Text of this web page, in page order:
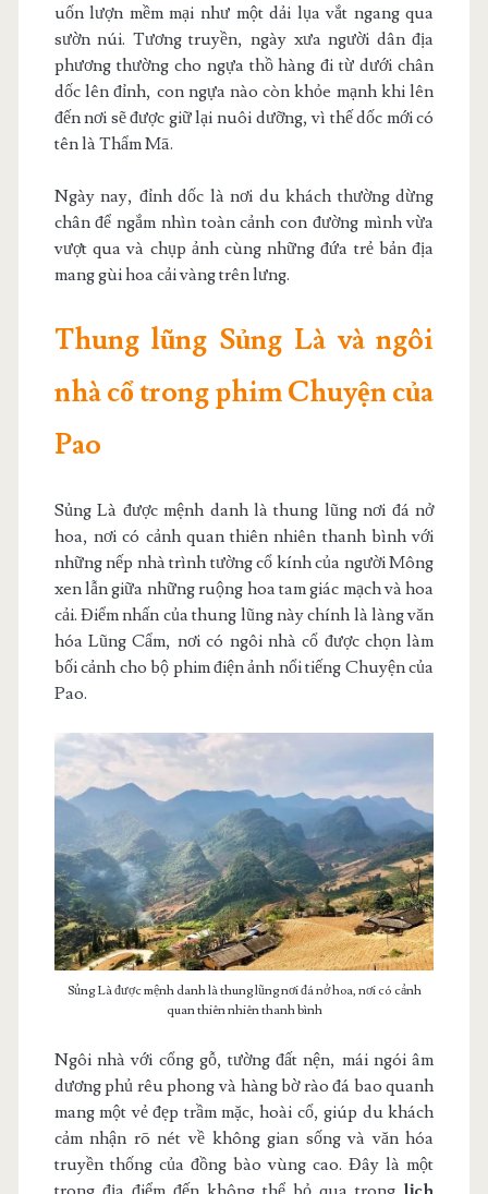
uốn lượn mềm mại như một dải lụa vắt ngang qua
sườn núi. Tương truyền, ngày xưa người dân địa
phương thường cho ngựa thồ hàng đi từ dưới chân
dốc lên đỉnh, con ngựa nào còn khỏe mạnh khi lên
đến nơi sẽ được giữ lại nuôi dưỡng, vì thế dốc mới có
tên là Thẩm Mã.
Ngày nay, đỉnh dốc là nơi du khách thường dừng
chân để ngắm nhìn toàn cảnh con đường mình vừa
vượt qua và chụp ảnh cùng những đứa trẻ bản địa
mang gùi hoa cải vàng trên lưng.
Thung lũng Sủng Là và ngôi
nhà cổ trong phim Chuyện của
Pao
Sủng Là được mệnh danh là thung lũng nơi đá nở
hoa, nơi có cảnh quan thiên nhiên thanh bình với
những nếp nhà trình tường cổ kính của người Mông
xen lẫn giữa những ruộng hoa tam giác mạch và hoa
cải. Điểm nhấn của thung lũng này chính là làng văn
hóa Lũng Cẩm, nơi có ngôi nhà cổ được chọn làm
bối cảnh cho bộ phim điện ảnh nổi tiếng Chuyện của
Pao.
Sủng Là được mệnh danh là thung lũng nơi đá nở hoa, nơi có cảnh
quan thiên nhiên thanh bình
Ngôi nhà với cổng gỗ, tường đất nện, mái ngói âm
dương phủ rêu phong và hàng bờ rào đá bao quanh
mang một vẻ đẹp trầm mặc, hoài cổ, giúp du khách
cảm nhận rõ nét về không gian sống và văn hóa
truyền thống của đồng bào vùng cao. Đây là một